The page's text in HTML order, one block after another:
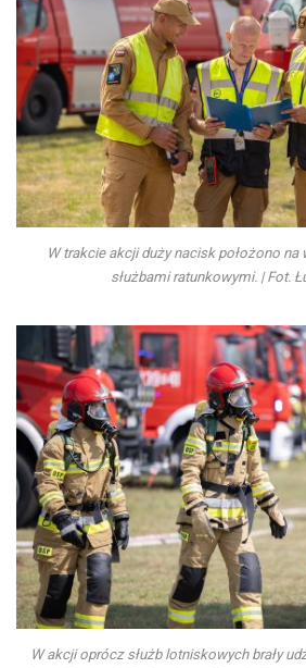
W trakcie akcji duży nacisk położono na
służbami ratunkowymi. | Fot.
W akcji oprócz służb lotniskowych brały